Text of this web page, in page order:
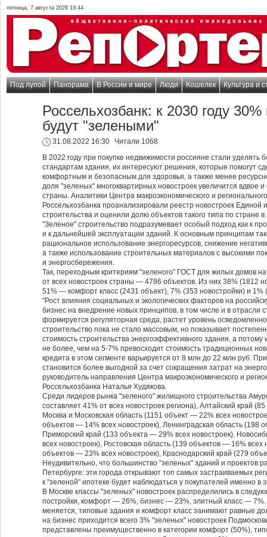
пятница, 7 августа 2026 19:44
Под лупой Панорама В России и мире Люди Кошелек Культура и
Россельхозбанк: к 2030 году
будут "зелеными"
31.08.2022 16:30
Читали 1068
В 2022 году при покупке недвижимости россияне стали уделять
стандартам здания, их интересуют решения, которые помогут
комфортным и безопасным для здоровья, а также менее
доля "зеленых" многоквартирных новостроек увеличится вдвое и
страны. Аналитики Центра макроэкономического и
Россельхозбанка проанализировали реестр новостроек
строительства и оценили долю объектов такого типа по стране
"Зеленое" строительство подразумевает особый подход как к
и к дальнейшей эксплуатации зданий. К основным принципам
рациональное использование энергоресурсов, снижение
а также использование строительных материалов с высокими
и энергосбережения.
Так, переходным критериям "зеленого" ГОСТ для жилых домов
от всех новостроек страны — 4786 объектов. Из них 38% (1812
51% — комфорт класс (2431 объект), 7% (353 новостройки) и 1%
"Рост влияния социальных и экологических факторов на
бизнес на внедрение новых принципов, в том числе и в отрасли
формируется регуляторная среда, растет уровень
строительство пока не стало массовым, но показывает
стоимость строительства энергоэффективного здания, а
не более, чем на 5-7% превосходит стоимость традиционных
кредита в этом сегменте варьируется от 8 млн до 22 млн руб.
становится более выгодной за счет сокращения затрат на
руководитель направления Центра макроэкономического и
Россельхозбанка Наталья Худякова.
Среди лидеров рынка "зеленого" жилищного строительства
составляет 41% от всех новостроек региона), Алтайский край
Москва и Московская область (1151 объект — 22% всех
объектов — 14% всех новостроек), Ленинградская область (198
Приморский край (133 объекта — 29% всех новостроек),
всех новостроек), Ростовская область (139 объектов — 16%
объектов — 23% всех новостроек), Краснодарский край (279
Неудивительно, что большинство "зеленых" зданий и проектов
Петербурге: эти города открывают топ самых застраиваемых
к "зеленой" ипотеке будет наблюдаться у покупателей именно в
В Москве классы "зеленых" новостроек распределились в
постройки, комфорт — 26%, бизнес — 23%, элитный класс —
меняется, типовые здания и комфорт класс занимают равные
на бизнес приходится всего 3% "зеленых" новостроек
представлены преимущественно в категории комфорт (50%),